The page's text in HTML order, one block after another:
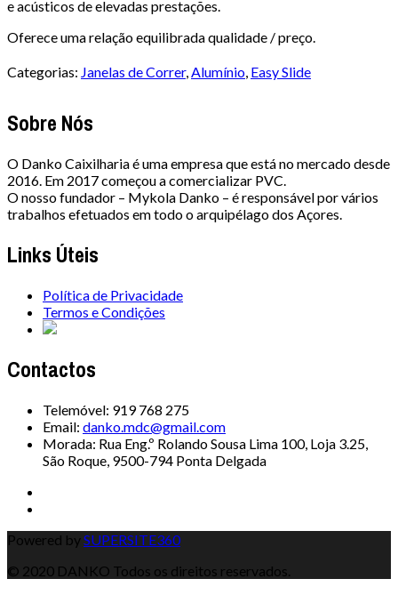
e acústicos de elevadas prestações.
Oferece uma relação equilibrada qualidade / preço.
Categorias: Janelas de Correr,Alumínio, Easy Slide
Sobre Nós
O Danko Caixilharia é uma empresa que está no mercado desde
2016. Em 2017 começou a comercializar PVC.
O nosso fundador – Mykola Danko – é responsável por vários
trabalhos efetuados em todo o arquipélago dos Açores.
Links Úteis
Política de Privacidade
Termos e Condições
Contactos
Telemóvel: 919 768 275
Email: danko.mdc@gmail.com
Morada: Rua Eng.º Rolando Sousa Lima 100, Loja 3.25,
São Roque, 9500-794 Ponta Delgada
Powered bySUPERSITE360
© 2020 DANKO Todos os direitos reservados.